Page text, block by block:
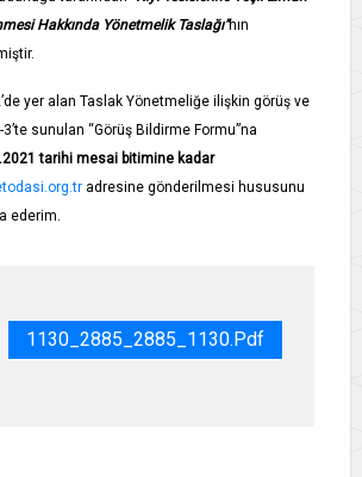
Hakkında Yönetmelik Taslağı”nın
yer alan Taslak Yönetmeliğe ilişkin görüş ve
sunulan “Görüş Bildirme Formu”na
tarihi mesai bitimine kadar
adresine gönderilmesi hususunu
ederim.
1130_2885_2885_1130.pdf